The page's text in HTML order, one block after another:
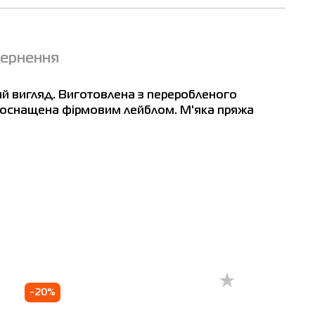
Миколаїв
вигляд. Виготовлена з переробленого
оснащена фірмовим лейблом. М'яка пряжа
-20%